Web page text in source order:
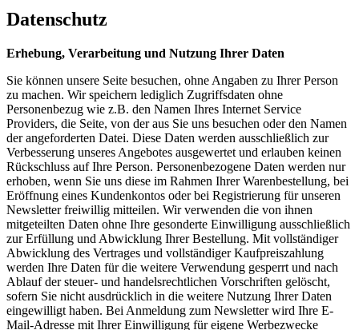
Datenschutz
Erhebung, Verarbeitung und Nutzung Ihrer Daten
Sie können unsere Seite besuchen, ohne Angaben zu Ihrer Person
zu machen. Wir speichern lediglich Zugriffsdaten ohne
Personenbezug wie z.B. den Namen Ihres Internet Service
Providers, die Seite, von der aus Sie uns besuchen oder den Namen
der angeforderten Datei. Diese Daten werden ausschließlich zur
Verbesserung unseres Angebotes ausgewertet und erlauben keinen
Rückschluss auf Ihre Person. Personenbezogene Daten werden nur
erhoben, wenn Sie uns diese im Rahmen Ihrer Warenbestellung, bei
Eröffnung eines Kundenkontos oder bei Registrierung für unseren
Newsletter freiwillig mitteilen. Wir verwenden die von ihnen
mitgeteilten Daten ohne Ihre gesonderte Einwilligung ausschließlich
zur Erfüllung und Abwicklung Ihrer Bestellung. Mit vollständiger
Abwicklung des Vertrages und vollständiger Kaufpreiszahlung
werden Ihre Daten für die weitere Verwendung gesperrt und nach
Ablauf der steuer- und handelsrechtlichen Vorschriften gelöscht,
sofern Sie nicht ausdrücklich in die weitere Nutzung Ihrer Daten
eingewilligt haben. Bei Anmeldung zum Newsletter wird Ihre E-
Mail-Adresse mit Ihrer Einwilligung für eigene Werbezwecke